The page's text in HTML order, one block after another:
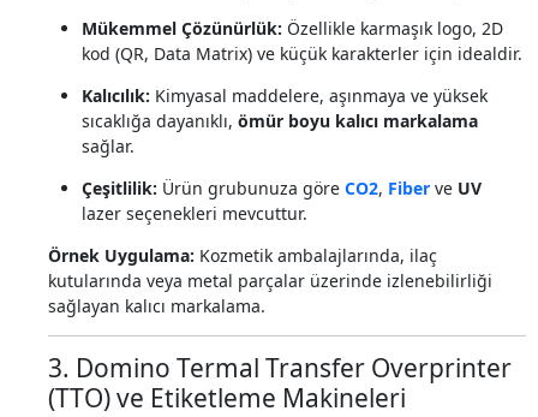
Mükemmel Çözünürlük: Özellikle karmaşık logo, 2D
kod (QR, Data Matrix) ve küçük karakterler için idealdir.
Kalıcılık: Kimyasal maddelere, aşınmaya ve yüksek
sıcaklığa dayanıklı, ömür boyu kalıcı markalama
sağlar.
Çeşitlilik: Ürün grubunuza göre CO2, Fiber ve UV
lazer seçenekleri mevcuttur.
Örnek Uygulama: Kozmetik ambalajlarında, ilaç
kutularında veya metal parçalar üzerinde izlenebilirliği
sağlayan kalıcı markalama.
3. Domino Termal Transfer Overprinter
(TTO) ve Etiketleme Makineleri